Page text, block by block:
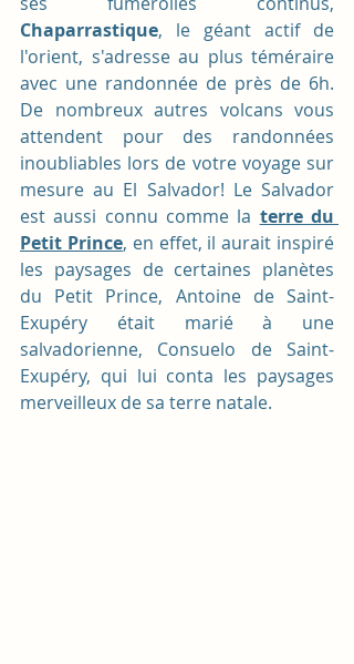
Chaparrastique, le géant actif de
l'orient, s'adresse au plus téméraire
avec une randonnée de près de 6h.
De nombreux autres volcans vous
attendent pour des randonnées
inoubliables lors de votre voyage sur
mesure au El Salvador! Le Salvador
est aussi connu comme la terre du
Petit Prince, en effet, il aurait inspiré
les paysages de certaines planètes
du Petit Prince, Antoine de Saint-
Exupéry était marié à une
salvadorienne, Consuelo de Saint-
Exupéry, qui lui conta les paysages
merveilleux de sa terre natale.